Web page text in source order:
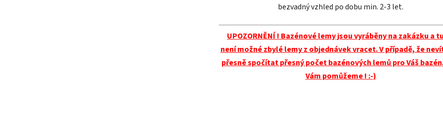
bezvadný vzhled po dobu min. 2-3 let.
UPOZORNĚNÍ ! Bazénové lemy jsou vyráběny na zakázku a
není možné zbylé lemy z objednávek vracet. V případě, že
přesně spočítat přesný počet bazénových lemů pro Váš
Vám pomůžeme ! :-)